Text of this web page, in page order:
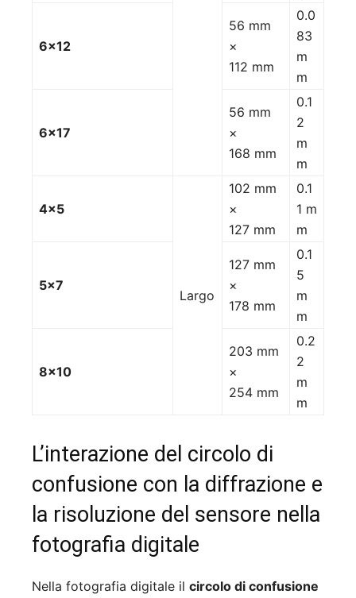
6×12
56 mm
×
112 mm
0.0
83
m
m
6×17
56 mm
×
168 mm
0.1
2
m
m
4×5
Largo
102 mm
×
127 mm
0.1
1 m
m
5×7
127 mm
×
178 mm
0.1
5
m
m
8×10
203 mm
×
254 mm
0.2
2
m
m
L’interazione del circolo di
confusione con la diffrazione e
la risoluzione del sensore nella
fotografia digitale
Nella fotografia digitale il circolo di confusione